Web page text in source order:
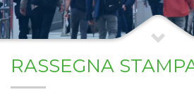
RASSEGNA